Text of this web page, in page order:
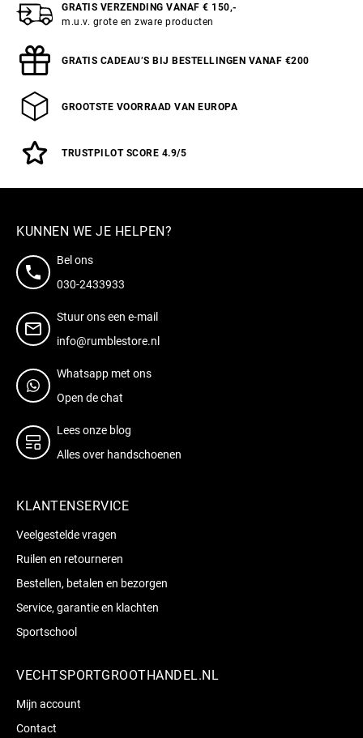
GRATIS VERZENDING VANAF € 150,-
m.u.v. grote en zware producten
GRATIS CADEAU’S BIJ BESTELLINGEN VANAF €200
GROOTSTE VOORRAAD VAN EUROPA
TRUSTPILOT SCORE 4.9/5
KUNNEN WE JE HELPEN?
Bel ons
030-2433933
Stuur ons een e-mail
info@rumblestore.nl
Whatsapp met ons
Open de chat
Lees onze blog
Alles over handschoenen
KLANTENSERVICE
Veelgestelde vragen
Ruilen en retourneren
Bestellen, betalen en bezorgen
Service, garantie en klachten
Sportschool
VECHTSPORTGROOTHANDEL.NL
Mijn account
Contact